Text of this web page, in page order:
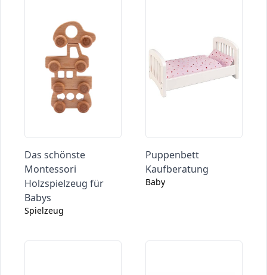
Das schönste
Montessori
Holzspielzeug für
Babys
Spielzeug
Puppenbett
Kaufberatung
Baby